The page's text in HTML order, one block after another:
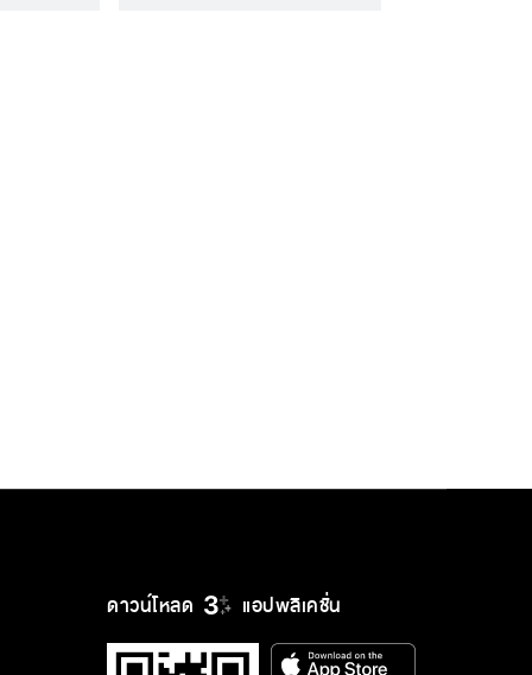
ดาวน์โหลด แอปพลิเคชั่น